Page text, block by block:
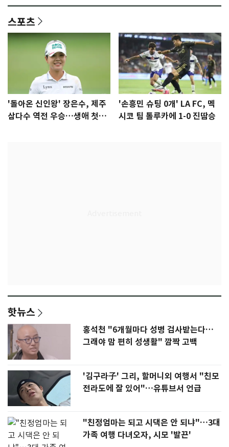
스포츠
'돌아온 신인왕' 장은수, 제주
삼다수 역전 우승…생애 첫승
'손흥민 슈팅 0개' LA FC, 멕
시코 팀 톨루카에 1-0 진땀승
핫뉴스
홍석천 "6개월마다 성병 검사받는다…
그래야 맘 편히 성생활" 깜짝 고백
'김구라子' 그리, 할머니외 여행서 "친모
전라도에 잘 있어"…유튜브서 언급
"친정엄마는 되고 시댁은 안 되냐"…3대
가족 여행 다녀오자, 시모 '발끈'